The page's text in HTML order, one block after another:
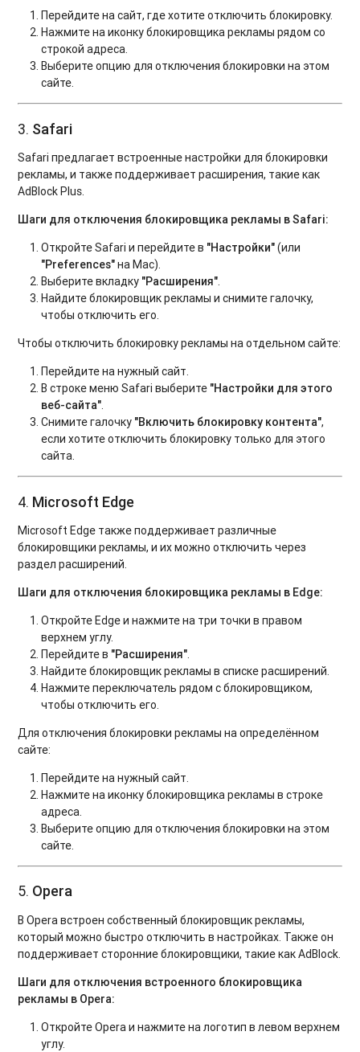
Перейдите на сайт, где хотите отключить блокировку.
Нажмите на иконку блокировщика рекламы рядом со
строкой адреса.
Выберите опцию для отключения блокировки на этом
сайте.
3. Safari
Safari предлагает встроенные настройки для блокировки
рекламы, и также поддерживает расширения, такие как
AdBlock Plus.
Шаги для отключения блокировщика рекламы в Safari:
Откройте Safari и перейдите в "Настройки"(или
"Preferences"на Mac).
Выберите вкладку "Расширения".
Найдите блокировщик рекламы и снимите галочку,
чтобы отключить его.
Чтобы отключить блокировку рекламы на отдельном сайте:
Перейдите на нужный сайт.
В строке меню Safari выберите "Настройки для этого
веб-сайта".
Снимите галочку "Включить блокировку контента",
если хотите отключить блокировку только для этого
сайта.
4. Microsoft Edge
Microsoft Edge также поддерживает различные
блокировщики рекламы, и их можно отключить через
раздел расширений.
Шаги для отключения блокировщика рекламы в Edge:
Откройте Edge и нажмите на три точки в правом
верхнем углу.
Перейдите в "Расширения".
Найдите блокировщик рекламы в списке расширений.
Нажмите переключатель рядом с блокировщиком,
чтобы отключить его.
Для отключения блокировки рекламы на определённом
сайте:
Перейдите на нужный сайт.
Нажмите на иконку блокировщика рекламы в строке
адреса.
Выберите опцию для отключения блокировки на этом
сайте.
5. Opera
В Opera встроен собственный блокировщик рекламы,
который можно быстро отключить в настройках. Также он
поддерживает сторонние блокировщики, такие как AdBlock.
Шаги для отключения встроенного блокировщика
рекламы в Opera:
Откройте Opera и нажмите на логотип в левом верхнем
углу.